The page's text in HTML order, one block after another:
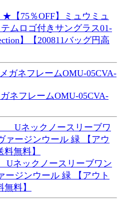
75％OFF】ミュウミュ
ムロゴ付きサングラス01-
】【200811バッグ円高
ネフレームOMU-05CVA-
ネックノースリーブワン
ジンウール 緑 【アウト
料】